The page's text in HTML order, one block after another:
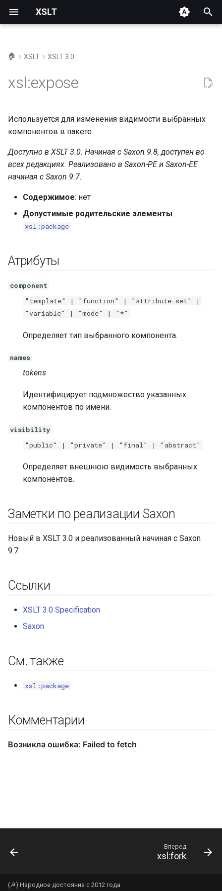
XSLT
ц
а
и
з
п
о
а
Заметки по реализации
Ссылки
См. также
🏠 XSLT XSLT 3.0
xsl:expose
Используется для изменения видимости выбранных
компонентов в пакете.
Доступно в XSLT 3.0. Начиная с Saxon 9.8, доступен во
всех редакциях. Реализовано в Saxon-PE и Saxon-EE
начиная с Saxon 9.7.
Содержимое: нет
Допустимые родительские элементы:
xsl:package
Атрибуты
component
"template" | "function" | "attribute-set" |
"variable" | "mode" | "*"
Определяет тип выбранного компонента.
names
tokens
Идентифицирует подмножество указанных
компонентов по имени.
visibility
"public" | "private" | "final" | "abstract"
Определяет внешнюю видимость выбранных
компонентов.
Заметки по реализации Saxon
Новый в XSLT 3.0 и реализованный начиная с Saxon
9.7.
Ссылки
XSLT 3.0 Specification
Saxon
См. также
xsl:package
Комментарии
Вперед
xsl:fork
(☭) Народное достояние с 2012 года